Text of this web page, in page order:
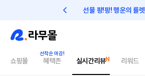
선물 팡!팡! 행운의 룰렛
쇼핑몰 혜택존 실시간리뷰 리워드